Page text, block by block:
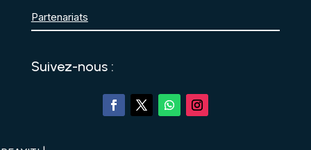
Partenariats
Suivez-nous :